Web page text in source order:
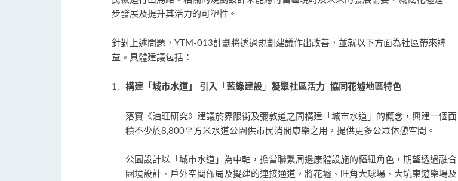
步發展及提升其活力的可塑性。
針對上述問題，YTM-013計劃將透過規劃建議作出改善，並就以下方面為社區帶來裨
益。具體建議包括：
構建「 城市水道 」 引入「藍綠建設」 凝聚社區活力 協同花墟地區特色
落實《油旺研究》建議於界限街及彌敦道之間構建「城市水道」的概念，興建一個面
積不少於8,800平方米水道公園供市民消閒康樂之用，提供更多公眾休憩空間。
公園設計以「城市水道」為中軸，擔當聯繫周邊康體設施的樞紐角色，期望透過融合
園境設計、戶外空間佈局及擬建的連接通道，將花墟、旺角大球場、大坑東遊樂場及